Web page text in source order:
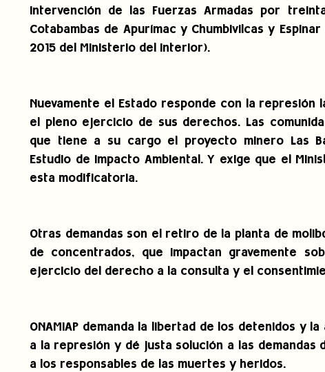
intervención de las Fuerzas Armadas por
Cotabambas de Apurímac y Chumbivilcas y
2015 del Ministerio del Interior).
Nuevamente el Estado responde con la represión
el pleno ejercicio de sus derechos. Las
que tiene a su cargo el proyecto minero Las
Estudio de Impacto Ambiental. Y exige que el
esta modificatoria.
Otras demandas son el retiro de la planta de
de concentrados, que impactan gravemente
ejercicio del derecho a la consulta y el
ONAMIAP demanda la libertad de los detenidos y
a la represión y dé justa solución a las demandas
a los responsables de las muertes y heridos.